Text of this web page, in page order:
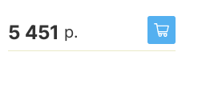
5 451 р.